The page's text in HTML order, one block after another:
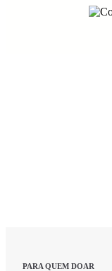
PARA QUEM DOAR